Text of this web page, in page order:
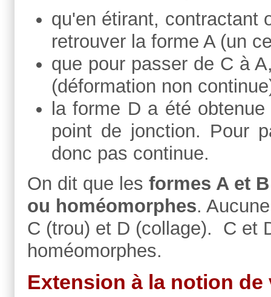
qu'en étirant, contractant
retrouver la forme A (un
que pour passer de C à
(déformation non
la forme D a été
point de jonction. Pour
donc pas continue.
On dit que les formes A et
ou homéomorphes.
C (trou) et D (collage). C et
homéomorphes.
Extension à la notion